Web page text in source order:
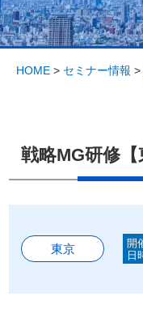
登
ご
会
ホー
HOME> セミナー情報 >
戦略MG研修【
東京
開
日